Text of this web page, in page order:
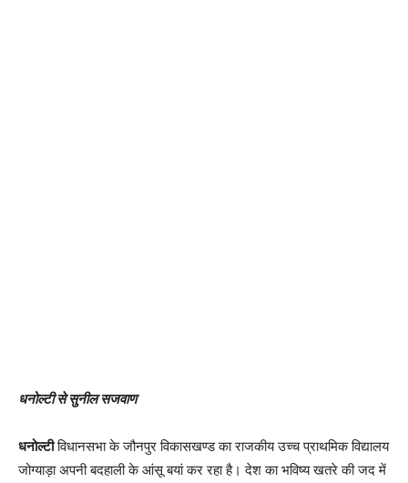
धनोल्टी से सुनील सजवाण
धनोल्टीविधानसभा के जौनपुर विकासखण्ड का राजकीय उच्च प्राथमिक विद्यालय
जोग्याड़ा अपनी बदहाली के आंसू बयां कर रहा है। देश का भविष्य खतरे की जद में